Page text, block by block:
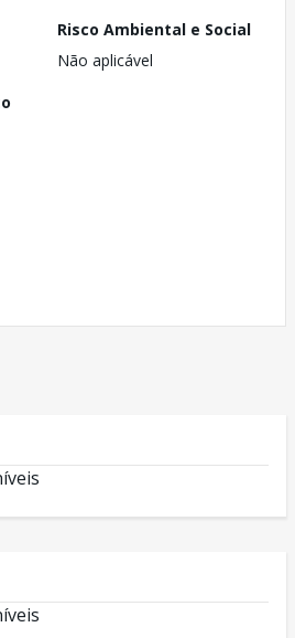
Risco Ambiental e Social
Não aplicável